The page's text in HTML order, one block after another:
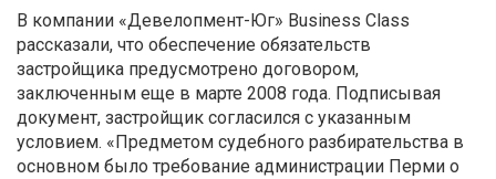
В компании «Девелопмент-Юг» Business Class
рассказали, что обеспечение обязательств
застройщика предусмотрено договором,
заключенным еще в марте 2008 года. Подписывая
документ, застройщик согласился с указанным
условием. «Предметом судебного разбирательства в
основном было требование администрации Перми о